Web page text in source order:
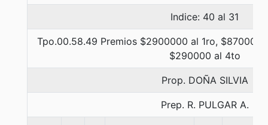
Indice: 40 al 31
Tpo.00.58.49 Premios $2900000 al 1ro, $870000
$290000 al 4to
Prop. DOÑA SILVIA
Prep. R. PULGAR A.